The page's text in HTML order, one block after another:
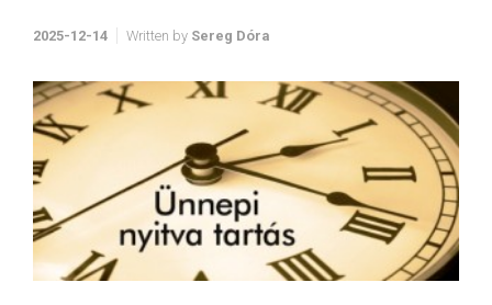
2025-12-14 Written by Sereg Dóra